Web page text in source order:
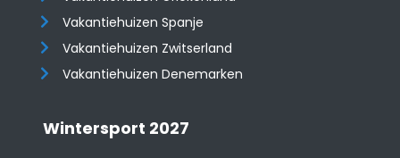
Vakantiehuizen Spanje
​​​​​​​Vakantiehuizen Zwitserland
Vakantiehuizen Denemarken
Wintersport 2027